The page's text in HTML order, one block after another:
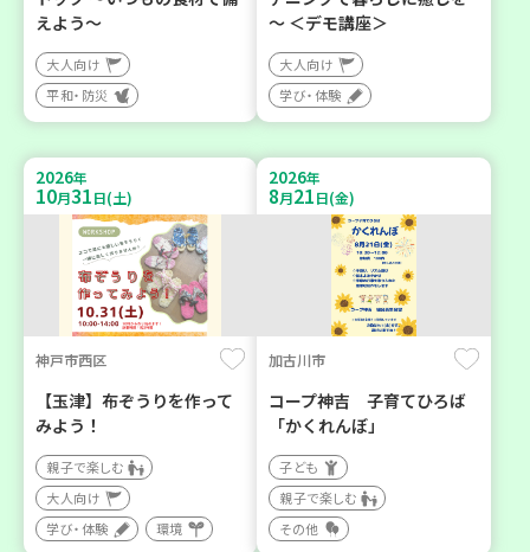
えよう～
大人向け
平和・防災
～ ＜デモ講座＞
大人向け
学び・体験
2026年
10月31日(土)
神戸市西区
【玉津】布ぞうりを作って
みよう！
親子で楽しむ
大人向け
学び・体験
環境
2026年
8月21日(金)
加古川市
コープ神吉 子育てひろば
「かくれんぼ」
子ども
親子で楽しむ
その他